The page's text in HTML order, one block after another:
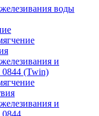
воды
и
0844 (Twin)
и
0844